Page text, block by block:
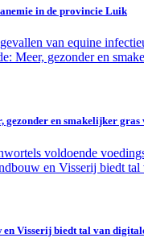
in de provincie Luik
van equine
gezonder en smakelijker
voldoende
Visserij biedt tal van